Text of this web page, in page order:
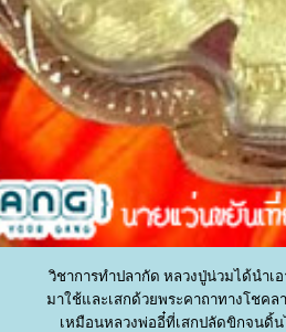
วิชาการทำปลากัด หลวงปู่น่วมได้นำเ
มาใช้และเสกด้วยพระคาถาทางโชคล
เหมือนหลวงพ่ออี๋ที่เสกปลัดขิกจนดิ้